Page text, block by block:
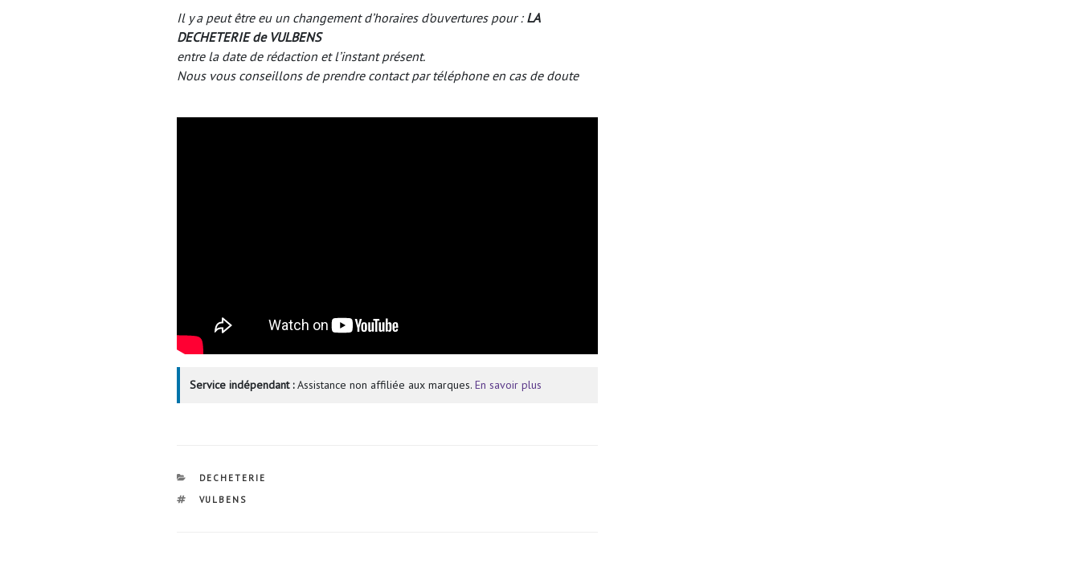
Il y a peut être eu un changement d’horaires d’ouvertures pour : LA
DECHETERIE de VULBENS
entre la date de rédaction et l’instant présent.
Nous vous conseillons de prendre contact par téléphone en cas de doute
Service indépendant :Assistance non affiliée aux marques. En savoir plus
CATÉGORIES
DECHETERIE
ÉTIQUETTES
VULBENS